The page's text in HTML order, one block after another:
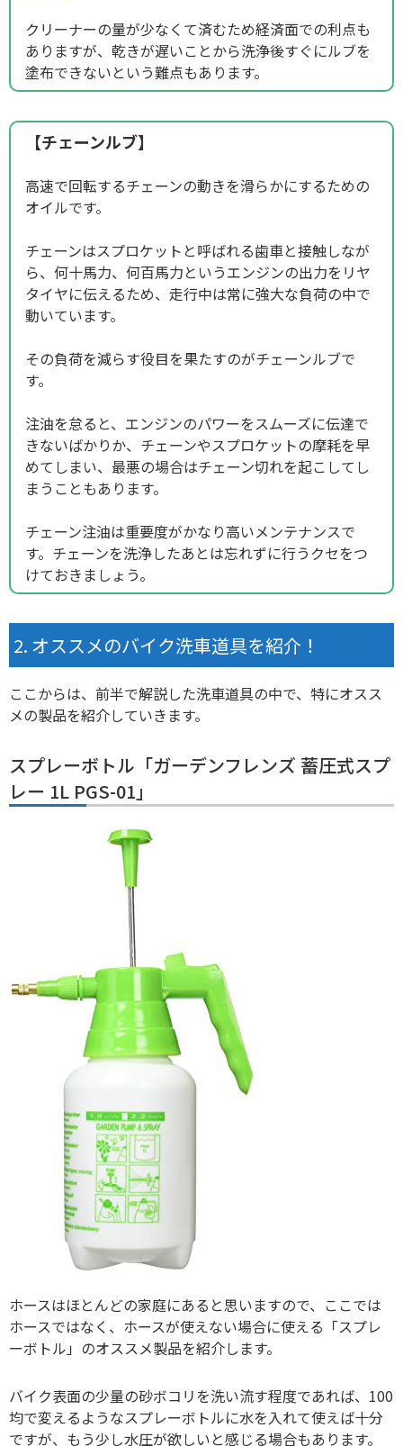
クリーナーの量が少なくて済むため経済面での利点も
ありますが、乾きが遅いことから洗浄後すぐにルブを
塗布できないという難点もあります。
【チェーンルブ】
高速で回転するチェーンの動きを滑らかにするための
オイルです。
チェーンはスプロケットと呼ばれる歯車と接触しなが
ら、何十馬力、何百馬力というエンジンの出力をリヤ
タイヤに伝えるため、走行中は常に強大な負荷の中で
動いています。
その負荷を減らす役目を果たすのがチェーンルブで
す。
注油を怠ると、エンジンのパワーをスムーズに伝達で
きないばかりか、チェーンやスプロケットの摩耗を早
めてしまい、最悪の場合はチェーン切れを起こしてし
まうこともあります。
チェーン注油は重要度がかなり高いメンテナンスで
す。チェーンを洗浄したあとは忘れずに行うクセをつ
けておきましょう。
オススメのバイク洗車道具を紹介！
ここからは、前半で解説した洗車道具の中で、特にオスス
メの製品を紹介していきます。
スプレーボトル「ガーデンフレンズ 蓄圧式スプ
レー 1L PGS-01」
ホースはほとんどの家庭にあると思いますので、ここでは
ホースではなく、ホースが使えない場合に使える「スプレ
ーボトル」のオススメ製品を紹介します。
バイク表面の少量の砂ボコリを洗い流す程度であれば、100
均で変えるようなスプレーボトルに水を入れて使えば十分
ですが、もう少し水圧が欲しいと感じる場合もあります。